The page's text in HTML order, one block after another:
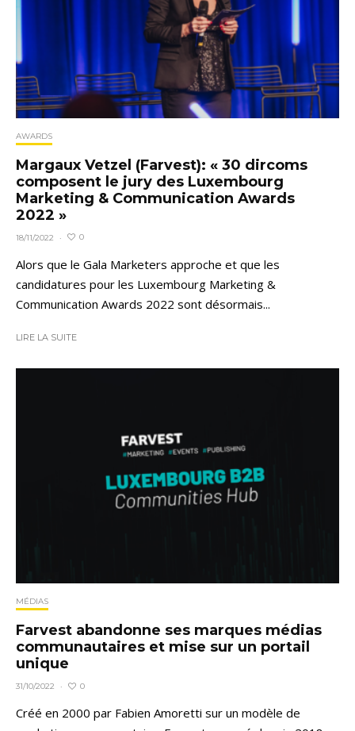
AWARDS
Margaux Vetzel (Farvest): « 30 dircoms
composent le jury des Luxembourg
Marketing & Communication Awards
2022 »
18/11/2022 · 0
Alors que le Gala Marketers approche et que les
candidatures pour les Luxembourg Marketing &
Communication Awards 2022 sont désormais...
LIRE LA SUITE
MÉDIAS
Farvest abandonne ses marques médias
communautaires et mise sur un portail
unique
31/10/2022 · 0
Créé en 2000 par Fabien Amoretti sur un modèle de